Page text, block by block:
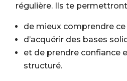
régulière. Ils te
de mieux comprendre
d’acquérir des bases
et de prendre confiance
structuré.